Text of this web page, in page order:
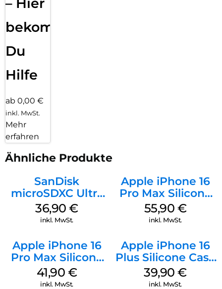
bekommst
Du
Hilfe
ab 0,00 €
inkl. MwSt.
Mehr
erfahren
Ähnliche Produkte
SanDisk
microSDXC Ultra
128 GB + Adapter
Mobile
36,90€
inkl. MwSt.
Apple iPhone 16
Pro Max Silicone
Case MagSafe
Stone Gray
55,90 €
inkl. MwSt.
Apple iPhone 16
Pro Max Silicone
Case MagSafe
Ultramarine
41,90 €
inkl. MwSt.
Apple iPhone 16
Plus Silicone Case
MagSafe Plum
39,90€
inkl. MwSt.